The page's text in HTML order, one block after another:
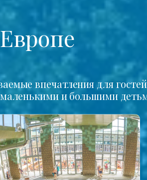
впечатления для
и большими